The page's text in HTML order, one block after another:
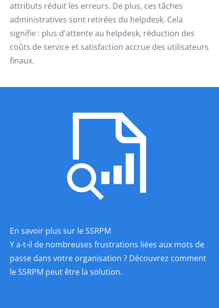
attributs réduit les erreurs. De plus, ces tâches
administratives sont retirées du helpdesk. Cela
signifie : plus d'attente au helpdesk, réduction des
coûts de service et satisfaction accrue des utilisateurs
finaux.
En savoir plus sur le SSRPM
Y a-t-il de nombreuses frustrations liées aux mots de
passe dans votre organisation ? Découvrez comment
le SSRPM peut être la solution.